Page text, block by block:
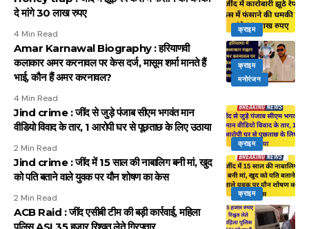
क्राइम
दे मांगे 30 लाख रुपए
4 Min Read
क्राइम
मनोरंजन
Amar Karnawal Biography : हरियाणवी
कलाकार अमर करनावल पर केस दर्ज, मासूम शर्मा मानते हैं
भाई, कौन हैं अमर करनावल?
4 Min Read
क्राइम
Jind crime : जींद से जुड़े पंजाब सीएम भगवंत मान
वीडियो विवाद के तार, 1 आरोपी घर से पूछताछ के लिए उठाया
2 Min Read
क्राइम
Jind crime : जींद में 15 साल की नाबालिग बनी मां, खुद
को पति बताने वाले युवक पर यौन शोषण का केस
2 Min Read
ACB Raid : जींद एसीबी टीम की बड़ी कार्रवाई, महिला